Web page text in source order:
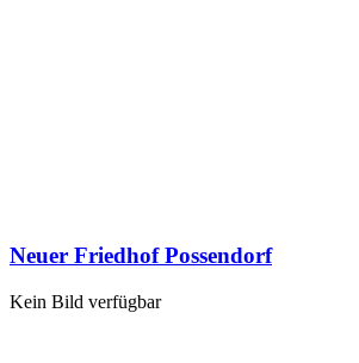
Neuer Friedhof Possendorf
Kein Bild verfügbar